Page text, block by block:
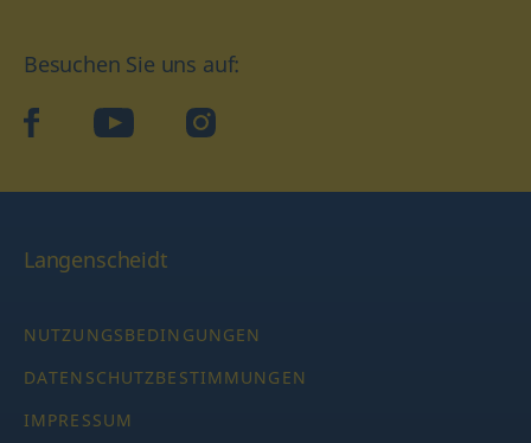
Besuchen Sie uns auf:
facebookYouTube Instagram
Langenscheidt
NUTZUNGSBEDINGUNGEN
DATENSCHUTZBESTIMMUNGEN
IMPRESSUM